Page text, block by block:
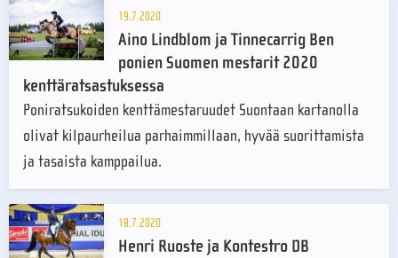
19.7.2020
Aino Lindblom ja Tinnecarrig Ben
ponien Suomen mestarit 2020
kenttäratsastuksessa
Poniratsukoiden kenttämestaruudet Suontaan kartanolla
olivat kilpaurheilua parhaimmillaan, hyvää suorittamista
ja tasaista kamppailua.
18.7.2020
Henri Ruoste ja Kontestro DB